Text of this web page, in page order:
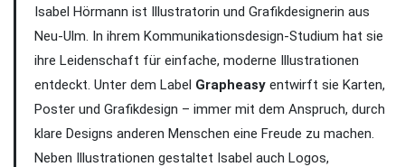
Isabel Hörmann ist Illustratorin und Grafikdesignerin aus
Neu-Ulm. In ihrem Kommunikationsdesign-Studium hat sie
ihre Leidenschaft für einfache, moderne Illustrationen
entdeckt. Unter dem Label Grapheasy entwirft sie Karten,
Poster und Grafikdesign – immer mit dem Anspruch, durch
klare Designs anderen Menschen eine Freude zu machen.
Neben Illustrationen gestaltet Isabel auch Logos,